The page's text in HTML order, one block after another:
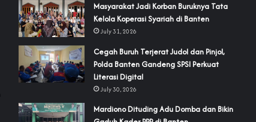
‎Masyarakat Jadi Korban Buruknya Tata
Kelola Koperasi Syariah di Banten
July 31, 2026
Cegah Buruh Terjerat Judol dan Pinjol,
Polda Banten Gandeng SPSI Perkuat
Literasi Digital
July 30, 2026
‎Mardiono Dituding Adu Domba dan Bikin